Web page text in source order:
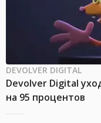
DEVOLVER DIGITAL
Devolver Digital
на 95 процентов